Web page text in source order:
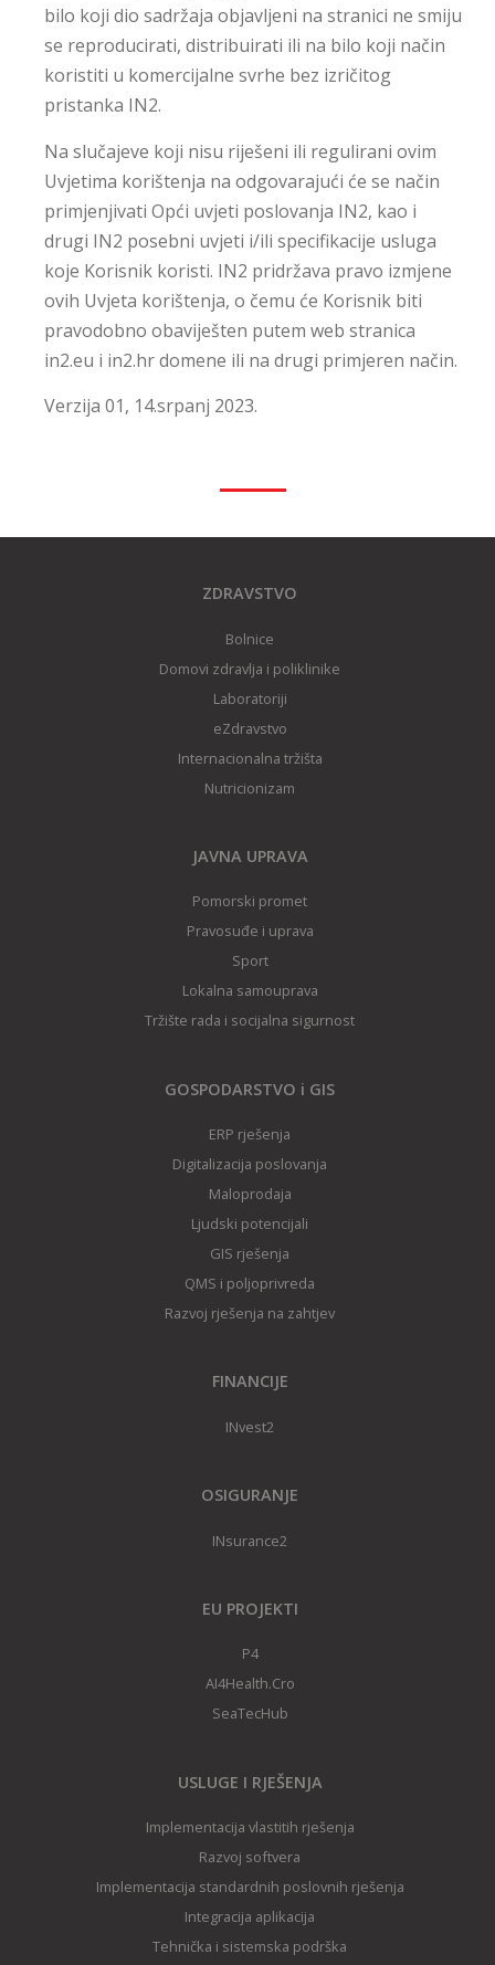
bilo koji dio sadržaja objavljeni na stranici ne smiju
se reproducirati, distribuirati ili na bilo koji način
koristiti u komercijalne svrhe bez izričitog
pristanka IN2.
Na slučajeve koji nisu riješeni ili regulirani ovim
Uvjetima korištenja na odgovarajući će se način
primjenjivati Opći uvjeti poslovanja IN2, kao i
drugi IN2 posebni uvjeti i/ili specifikacije usluga
koje Korisnik koristi. IN2 pridržava pravo izmjene
ovih Uvjeta korištenja, o čemu će Korisnik biti
pravodobno obaviješten putem web stranica
in2.eu i in2.hr domene ili na drugi primjeren način.
Verzija 01, 14.srpanj 2023.
ZDRAVSTVO
Bolnice
Domovi zdravlja i poliklinike
Laboratoriji
eZdravstvo
Internacionalna tržišta
Nutricionizam
JAVNA UPRAVA
Pomorski promet
Pravosuđe i uprava
Sport
Lokalna samouprava
Tržište rada i socijalna sigurnost
GOSPODARSTVO i GIS
ERP rješenja
Digitalizacija poslovanja
Maloprodaja
Ljudski potencijali
GIS rješenja
QMS i poljoprivreda
Razvoj rješenja na zahtjev
FINANCIJE
INvest2
OSIGURANJE
INsurance2
EU PROJEKTI
P4
AI4Health.Cro
SeaTecHub
USLUGE I RJEŠENJA
Implementacija vlastitih rješenja
Razvoj softvera
Implementacija standardnih poslovnih rješenja
Integracija aplikacija
Tehnička i sistemska podrška